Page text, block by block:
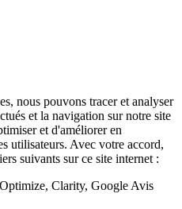
nous pouvons tracer et analyser
et la navigation sur notre site
et d'améliorer en
utilisateurs. Avec votre accord,
suivants sur ce site internet :
Clarity, Google Avis